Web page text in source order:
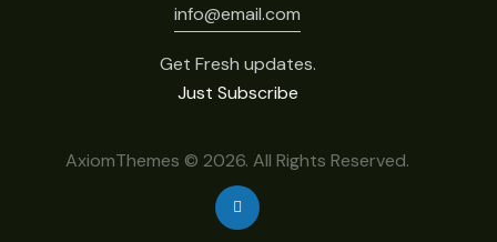
info@email.com
Get Fresh updates.
Just Subscribe
AxiomThemes © 2026. All Rights Reserved.